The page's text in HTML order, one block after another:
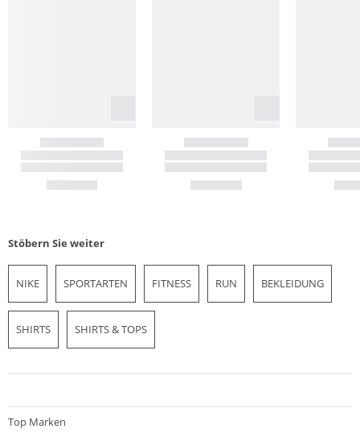
Stöbern Sie weiter
NIKE SPORTARTEN FITNESS RUN BEKLEIDUNG
SHIRTS SHIRTS & TOPS
Top Marken